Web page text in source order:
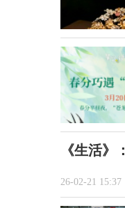
《生活
26-02-21 15:37